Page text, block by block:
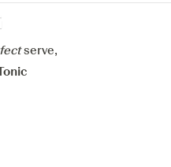
serve,Accepter tout